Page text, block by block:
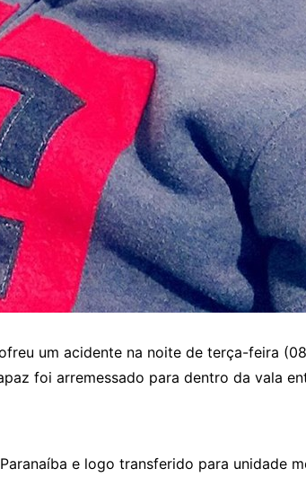
um acidente na noite de terça-feira
foi arremessado para dentro da vala
e logo transferido para unidade